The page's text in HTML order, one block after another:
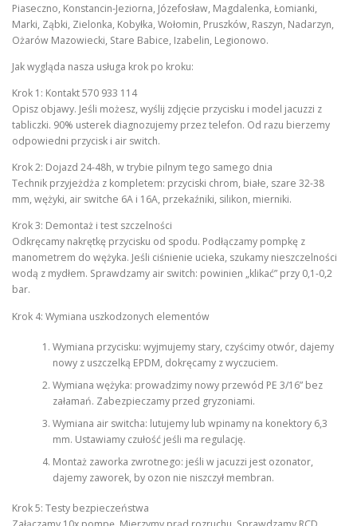
Piaseczno, Konstancin-Jeziorna, Józefosław, Magdalenka, Łomianki,
Marki, Ząbki, Zielonka, Kobyłka, Wołomin, Pruszków, Raszyn, Nadarzyn,
Ożarów Mazowiecki, Stare Babice, Izabelin, Legionowo.
Jak wygląda nasza usługa krok po kroku:
Krok 1: Kontakt 570 933 114
Opisz objawy. Jeśli możesz, wyślij zdjęcie przycisku i model jacuzzi z
tabliczki. 90% usterek diagnozujemy przez telefon. Od razu bierzemy
odpowiedni przycisk i air switch.
Krok 2: Dojazd 24-48h, w trybie pilnym tego samego dnia
Technik przyjeżdża z kompletem: przyciski chrom, białe, szare 32-38
mm, wężyki, air switche 6A i 16A, przekaźniki, silikon, mierniki.
Krok 3: Demontaż i test szczelności
Odkręcamy nakrętkę przycisku od spodu. Podłączamy pompkę z
manometrem do wężyka. Jeśli ciśnienie ucieka, szukamy nieszczelności
wodą z mydłem. Sprawdzamy air switch: powinien „klikać” przy 0,1-0,2
bar.
Krok 4: Wymiana uszkodzonych elementów
Wymiana przycisku: wyjmujemy stary, czyścimy otwór, dajemy
nowy z uszczelką EPDM, dokręcamy z wyczuciem.
Wymiana wężyka: prowadzimy nowy przewód PE 3/16” bez
załamań. Zabezpieczamy przed gryzoniami.
Wymiana air switcha: lutujemy lub wpinamy na konektory 6,3
mm. Ustawiamy czułość jeśli ma regulację.
Montaż zaworka zwrotnego: jeśli w jacuzzi jest ozonator,
dajemy zaworek, by ozon nie niszczył membran.
Krok 5: Testy bezpieczeństwa